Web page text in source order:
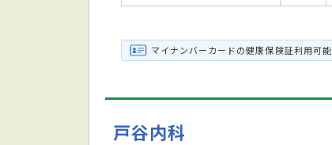
マイナンバーカードの健康保険証利用可能
戸谷内科